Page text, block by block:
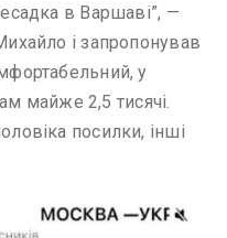
в Варшаві”, —
і запропонував
у
майже 2,5 тисячі.
посилки, інші